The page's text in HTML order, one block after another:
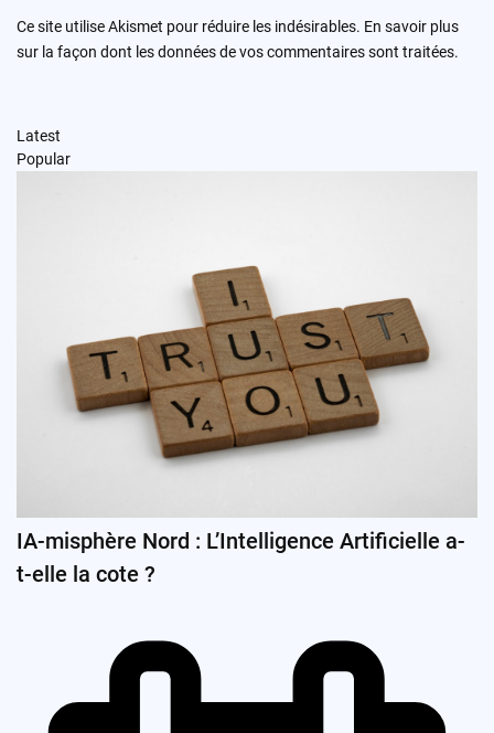
Ce site utilise Akismet pour réduire les indésirables. En savoir plus
sur la façon dont les données de vos commentaires sont traitées.
Latest
Popular
IA-misphère Nord : L’Intelligence Artificielle a-
t-elle la cote ?